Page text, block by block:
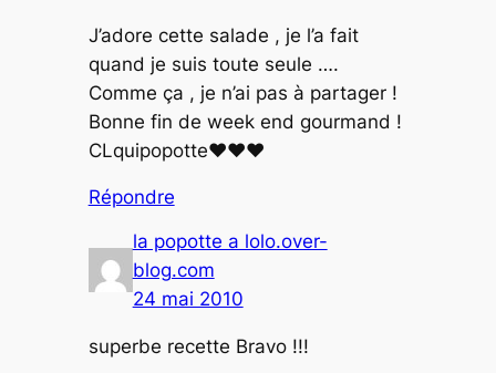
J’adore cette salade , je l’a fait
quand je suis toute seule ….
Comme ça , je n’ai pas à partager !
Bonne fin de week end gourmand !
CLquipopotte♥♥♥
Répondre
la popotte a lolo.over-
blog.com
24 mai 2010
superbe recette Bravo !!!